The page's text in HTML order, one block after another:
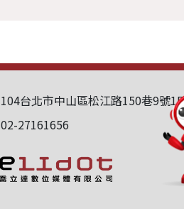
104台北市中山區松江路150巷9號1F
02-27161656